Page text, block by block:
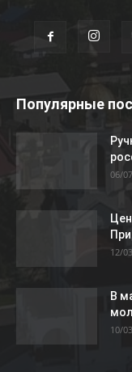
Популярные
06/
12/
В
10/